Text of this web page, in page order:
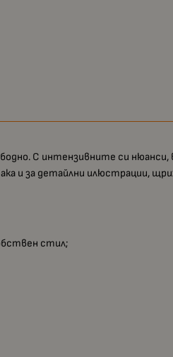
С интензивните си нюанси,
и за детайлни илюстрации,
стил;